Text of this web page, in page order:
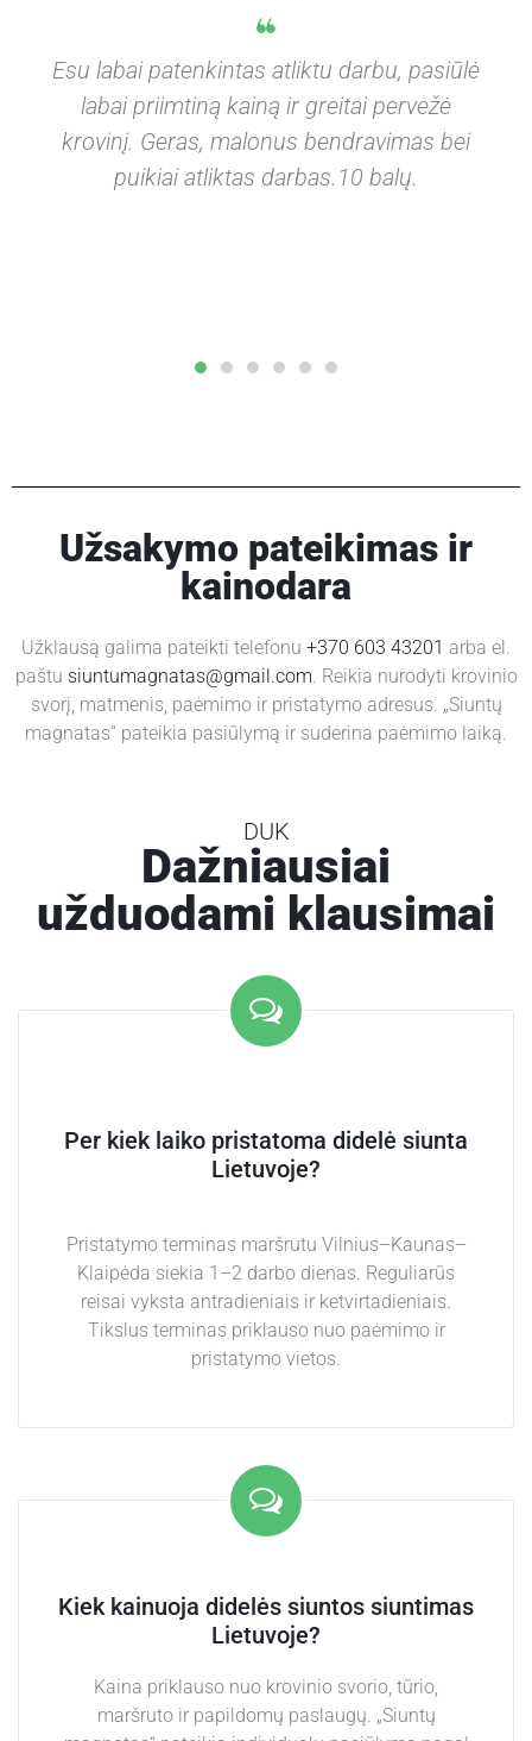
Esu labai patenkintas atliktu darbu, pasiūlė
labai priimtiną kainą ir greitai pervežė
krovinį. Geras, malonus bendravimas bei
puikiai atliktas darbas.10 balų.
Užsakymo pateikimas ir
kainodara
Užklausą galima pateikti telefonu +370 603 43201 arba el.
paštu siuntumagnatas@gmail.com. Reikia nurodyti krovinio
svorį, matmenis, paėmimo ir pristatymo adresus. „Siuntų
magnatas“ pateikia pasiūlymą ir suderina paėmimo laiką.
DUK
Dažniausiai
užduodami klausimai
Per kiek laiko pristatoma didelė siunta
Lietuvoje?
Pristatymo terminas maršrutu Vilnius–Kaunas–
Klaipėda siekia 1–2 darbo dienas. Reguliarūs
reisai vyksta antradieniais ir ketvirtadieniais.
Tikslus terminas priklauso nuo paėmimo ir
pristatymo vietos.
Kiek kainuoja didelės siuntos siuntimas
Lietuvoje?
Kaina priklauso nuo krovinio svorio, tūrio,
maršruto ir papildomų paslaugų. „Siuntų